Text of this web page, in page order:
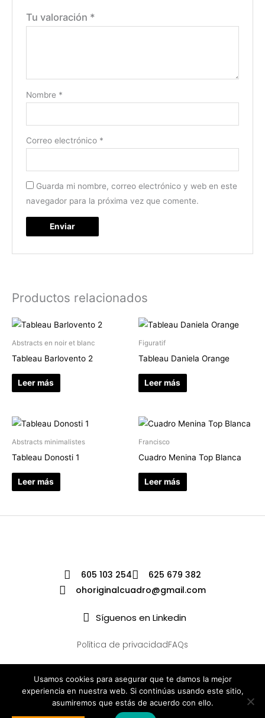
Tu valoración *
Nombre *
Correo electrónico *
Guarda mi nombre, correo electrónico y web en este
navegador para la próxima vez que comente.
Productos relacionados
Abstracts en noir et blanc
Tableau Barlovento 2
Leer más
Figuratif
Tableau Daniela Orange
Leer más
Abstracts minimalistes
Tableau Donosti 1
Leer más
Francisco
Cuadro Menina Top Blanca
Leer más
605 103 254
625 679 382
ohoriginalcuadro@gmail.com
Síguenos en Linkedin
Política de privacidadFAQs
Usamos cookies para asegurar que te damos la mejor
experiencia en nuestra web. Si continúas usando este sitio,
asumiremos que estás de acuerdo con ello.